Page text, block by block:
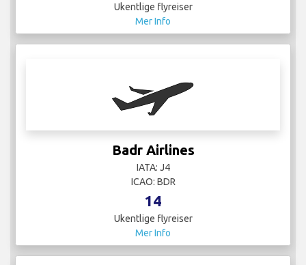
Ukentlige flyreiser
Mer Info
Badr Airlines
IATA: J4
ICAO: BDR
14
Ukentlige flyreiser
Mer Info